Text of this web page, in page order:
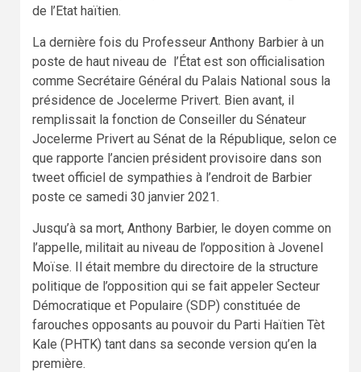
de l’Etat haïtien.
La dernière fois du Professeur Anthony Barbier à un
poste de haut niveau de l’État est son officialisation
comme Secrétaire Général du Palais National sous la
présidence de Jocelerme Privert. Bien avant, il
remplissait la fonction de Conseiller du Sénateur
Jocelerme Privert au Sénat de la République, selon ce
que rapporte l’ancien président provisoire dans son
tweet officiel de sympathies à l’endroit de Barbier
poste ce samedi 30 janvier 2021.
Jusqu’à sa mort, Anthony Barbier, le doyen comme on
l’appelle, militait au niveau de l’opposition à Jovenel
Moïse. Il était membre du directoire de la structure
politique de l’opposition qui se fait appeler Secteur
Démocratique et Populaire (SDP) constituée de
farouches opposants au pouvoir du Parti Haïtien Tèt
Kale (PHTK) tant dans sa seconde version qu’en la
première.